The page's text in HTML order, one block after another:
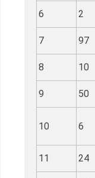
6 2
7 97
8 10
9 50
10 6
11 24